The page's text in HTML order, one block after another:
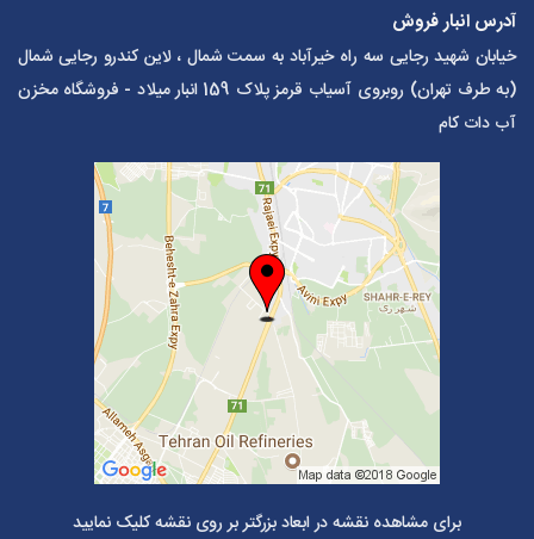
آدرس انبار فروش
خیابان شهید رجایی سه راه خیرآباد به سمت شمال ، لاین کندرو رجایی شمال
(به طرف تهران) روبروی آسیاب قرمز پلاک 159 انبار میلاد - فروشگاه مخزن
آب دات کام
برای مشاهده نقشه در ابعاد بزرگتر بر روی نقشه کلیک نمایید